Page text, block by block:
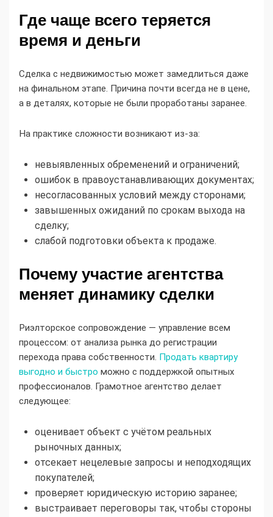
Где чаще всего теряется
время и деньги
Сделка с недвижимостью может замедлиться даже
на финальном этапе. Причина почти всегда не в цене,
а в деталях, которые не были проработаны заранее.
На практике сложности возникают из-за:
невыявленных обременений и ограничений;
ошибок в правоустанавливающих документах;
несогласованных условий между сторонами;
завышенных ожиданий по срокам выхода на
сделку;
слабой подготовки объекта к продаже.
Почему участие агентства
меняет динамику сделки
Риэлторское сопровождение — управление всем
процессом: от анализа рынка до регистрации
перехода права собственности. Продать квартиру
выгодно и быстро можно с поддержкой опытных
профессионалов. Грамотное агентство делает
следующее:
оценивает объект с учётом реальных
рыночных данных;
отсекает нецелевые запросы и неподходящих
покупателей;
проверяет юридическую историю заранее;
выстраивает переговоры так, чтобы стороны